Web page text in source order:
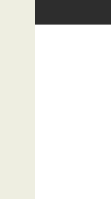
أزياء لعام 2026